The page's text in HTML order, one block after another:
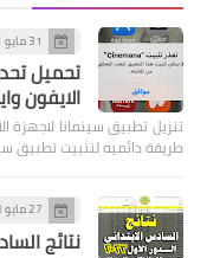
31 مايو 2021
تحميل
الايفون
تنزيل تطبيق سينمانا لاجهزة
طريقة دائميه لتثبيت تطبيق
27 مايو 2023
نتائج